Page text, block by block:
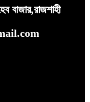
বাজার,রাজশাহী